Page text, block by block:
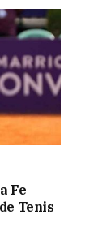
Fe
Tenis